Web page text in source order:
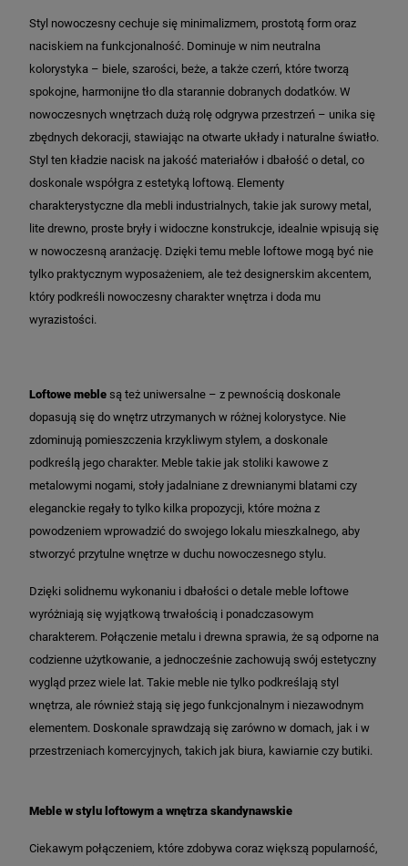
Styl nowoczesny cechuje się minimalizmem, prostotą form oraz
naciskiem na funkcjonalność. Dominuje w nim neutralna
kolorystyka – biele, szarości, beże, a także czerń, które tworzą
spokojne, harmonijne tło dla starannie dobranych dodatków. W
nowoczesnych wnętrzach dużą rolę odgrywa przestrzeń – unika się
zbędnych dekoracji, stawiając na otwarte układy i naturalne światło.
Styl ten kładzie nacisk na jakość materiałów i dbałość o detal, co
doskonale współgra z estetyką loftową. Elementy
charakterystyczne dla mebli industrialnych, takie jak surowy metal,
lite drewno, proste bryły i widoczne konstrukcje, idealnie wpisują się
w nowoczesną aranżację. Dzięki temu meble loftowe mogą być nie
tylko praktycznym wyposażeniem, ale też designerskim akcentem,
który podkreśli nowoczesny charakter wnętrza i doda mu
wyrazistości.
Loftowe meble są też uniwersalne – z pewnością doskonale
dopasują się do wnętrz utrzymanych w różnej kolorystyce. Nie
zdominują pomieszczenia krzykliwym stylem, a doskonale
podkreślą jego charakter. Meble takie jak stoliki kawowe z
metalowymi nogami, stoły jadalniane z drewnianymi blatami czy
eleganckie regały to tylko kilka propozycji, które można z
powodzeniem wprowadzić do swojego lokalu mieszkalnego, aby
stworzyć przytulne wnętrze w duchu nowoczesnego stylu.
Dzięki solidnemu wykonaniu i dbałości o detale meble loftowe
wyróżniają się wyjątkową trwałością i ponadczasowym
charakterem. Połączenie metalu i drewna sprawia, że są odporne na
codzienne użytkowanie, a jednocześnie zachowują swój estetyczny
wygląd przez wiele lat. Takie meble nie tylko podkreślają styl
wnętrza, ale również stają się jego funkcjonalnym i niezawodnym
elementem. Doskonale sprawdzają się zarówno w domach, jak i w
przestrzeniach komercyjnych, takich jak biura, kawiarnie czy butiki.
Meble w stylu loftowym a wnętrza skandynawskie
Ciekawym połączeniem, które zdobywa coraz większą popularność,